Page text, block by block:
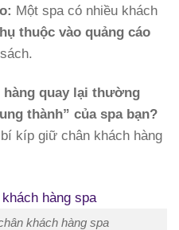
Một spa có nhiều khách
thuộc vào quảng cáo
hàng quay lại thường
thành” của spa bạn?
kíp giữ chân khách hàng
khách hàng spa